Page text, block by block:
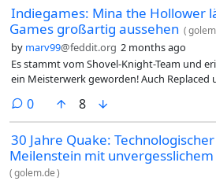
Indiegames: Mina the Hollower
Games großartig aussehen (
by marv99@feddit.org 2 months ago
Es stammt vom Shovel-Knight-Team und
ein Meisterwerk geworden! Auch Replaced
0comments
8
30 Jahre Quake: Technologischer
Meilenstein mit
(golem.de)